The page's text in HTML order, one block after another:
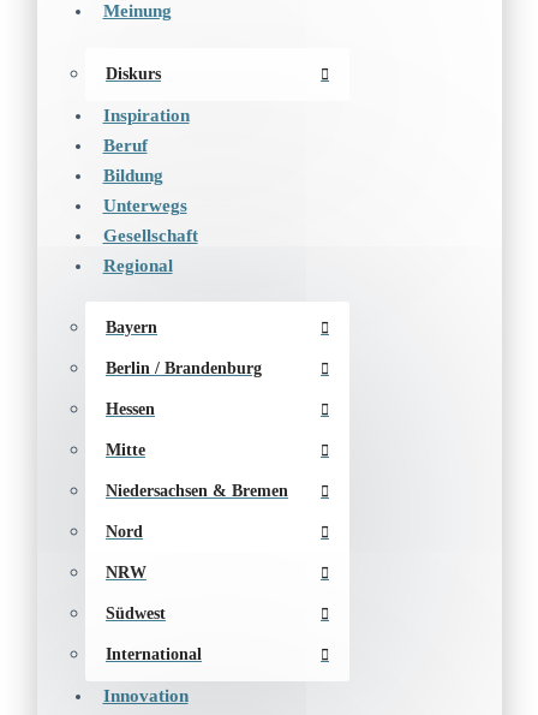
Meinung
Diskurs
Inspiration
Beruf
Bildung
Unterwegs
Gesellschaft
Regional
Bayern
Berlin / Brandenburg
Hessen
Mitte
Niedersachsen & Bremen
Nord
NRW
Südwest
International
Innovation